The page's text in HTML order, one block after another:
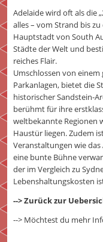
Adelaide wird oft als die
alles – vom Strand bis
Hauptstadt von South
Städte der Welt und
reiches Flair.
Umschlossen von
Parkanlagen, bietet die
historischer Sandstein-
berühmt für ihre
weltbekannte Regionen
Haustür liegen. Zudem
Veranstaltungen wie
eine bunte Bühne
der im Vergleich zu
Lebenshaltungskosten
--> Zurück zur
--> Möchtest du mehr